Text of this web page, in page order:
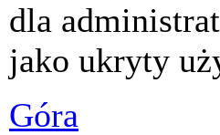
dla
jako ukryty
Góra